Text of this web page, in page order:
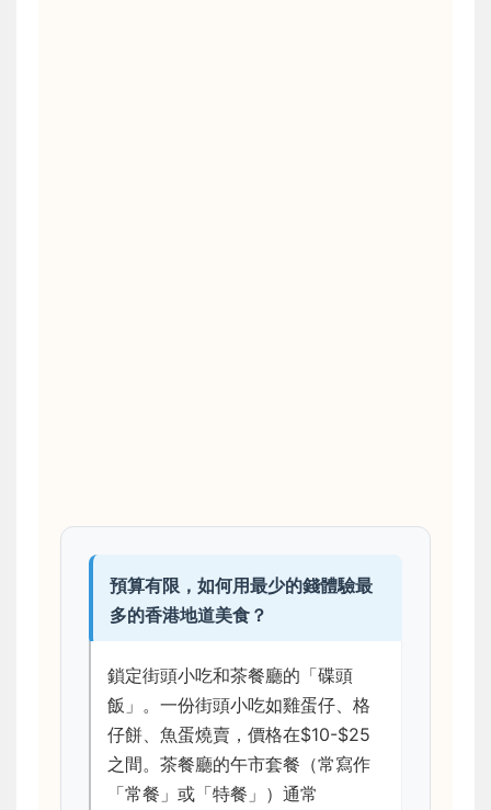
預算有限，如何用最少的錢體驗最
多的香港地道美食？
鎖定街頭小吃和茶餐廳的「碟頭
飯」。一份街頭小吃如雞蛋仔、格
仔餅、魚蛋燒賣，價格在$10-$25
之間。茶餐廳的午市套餐（常寫作
「常餐」或「特餐」）通常